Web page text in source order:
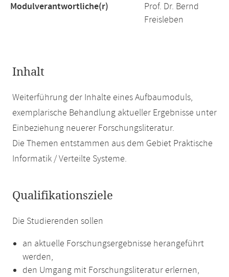
Modulverantwortliche(r)
Prof. Dr. Bernd
Freisleben
Inhalt
Weiterführung der Inhalte eines Aufbaumoduls,
exemplarische Behandlung aktueller Ergebnisse unter
Einbeziehung neuerer Forschungsliteratur.
Die Themen entstammen aus dem Gebiet Praktische
Informatik / Verteilte Systeme.
Qualifikationsziele
Die Studierenden sollen
an aktuelle Forschungsergebnisse herangeführt
werden,
den Umgang mit Forschungsliteratur erlernen,